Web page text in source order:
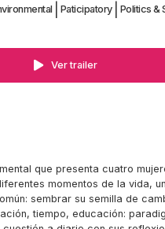
Paticipatory Politics &
Ver trailer
que presenta cuatro
momentos de la vida,
sembrar su semilla de
tiempo, educación: